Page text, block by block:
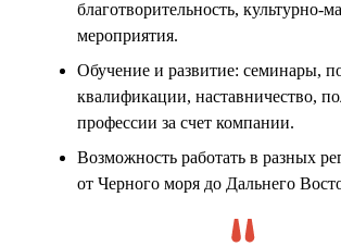
благотворительность, культурно-
мероприятия.
Обучение и развитие: семинары,
квалификации, наставничество,
профессии за счет компании.
Возможность работать в разных
от Черного моря до Дальнего